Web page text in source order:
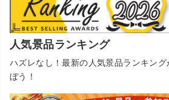
人気景品ランキング
ハズレなし！最新の人気景品ランキン
ぼう！